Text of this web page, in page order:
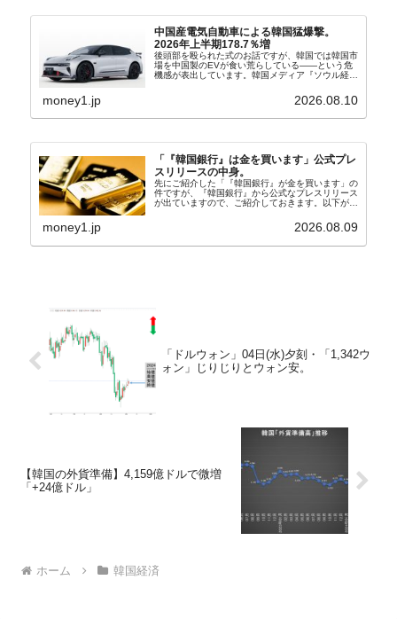
中国産電気自動車による韓国猛爆撃。
2026年上半期178.7％増
後頭部を殴られた式のお話ですが、韓国では韓国市
場を中国製のEVが食い荒らしている――という危
機感が表出しています。韓国メディア『ソウル経
ルは「中国EVの大攻勢…東風もプジョーと手を組
money1.jp 2026.08.10
「『韓国銀行』は金を買います」公式プレ
スリリースの中身。
先にご紹介した「『韓国銀行』が金を買います」の
件ですが、『韓国銀行』から公式なプレスリリース
が出ていますので、ご紹介しておきます。以下が全
れ協力体制を構築□『韓国銀行』は、国内生産金の
money1.jp 2026.08.09
「ドルウォン」04日(水)夕刻・「1,342ウ
ォン」じりじりとウォン安。
【韓国の外貨準備】4,159億ドルで微増
「+24億ドル」
ホーム 韓国経済